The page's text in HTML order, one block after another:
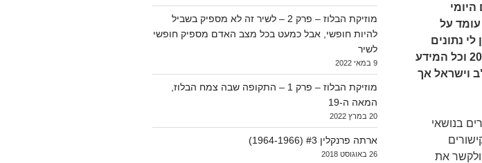
היומי
הממוצע עומד על
אין לי נתונים
מעבר לכך עכב שהסטטיסטיקה החלה להספר רק בדצמבר 2006 וכל המידע
וישראל אך
בנושאי
ולקשר את
מוזיקת הבלוז – פרק 2 – לשיר זה לא מספיק בשביל
להיות חופשי, אבל כמעט בכל מצב האדם מספיק חופשי
לשיר
9 במאי 2022
מוזיקת הבלוז – פרק 1 – התקופה שבה צמח הבלוז,
המאה ה-19
20 במרץ 2022
ארתה פרנקלין #3 (1964-1966)
26 באוגוסט 2018